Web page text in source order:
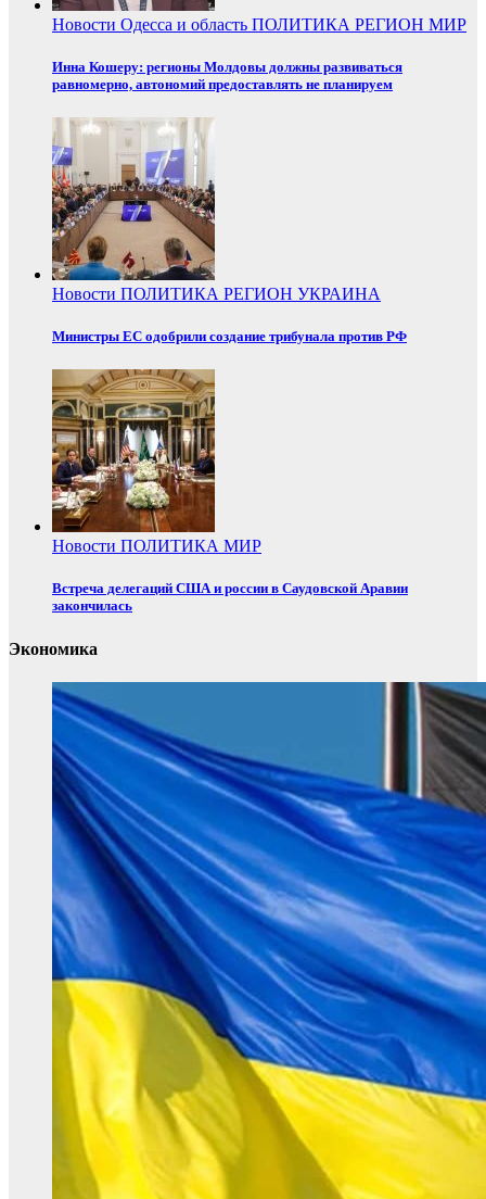
Новости Одесса и область ПОЛИТИКА РЕГИОН МИР
Инна Кошеру: регионы Молдовы должны развиваться
равномерно, автономий предоставлять не планируем
Новости ПОЛИТИКА РЕГИОН УКРАИНА
Министры ЕС одобрили создание трибунала против РФ
Новости ПОЛИТИКА МИР
Встреча делегаций США и россии в Саудовской Аравии
закончилась
Экономика